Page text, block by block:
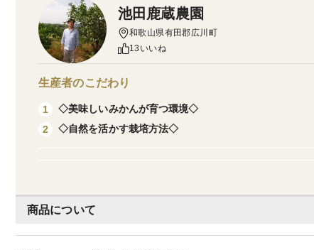
商品について
池田鹿蔵農園
和歌山県有田郡広川町
13いいね
生産者のこだわり
1
◇美味しいみかんが育つ環境◇
2
◇自然を活かす栽培方法◇